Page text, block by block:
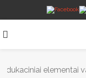
edukaciniai elementai